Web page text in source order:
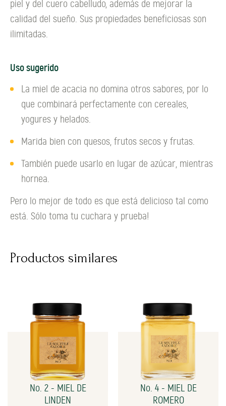
piel y del cuero cabelludo, además de mejorar la
calidad del sueño. Sus propiedades beneficiosas son
ilimitadas.
Uso sugerido
La miel de acacia no domina otros sabores, por lo
que combinará perfectamente con cereales,
yogures y helados.
Marida bien con quesos, frutos secos y frutas.
También puede usarlo en lugar de azúcar, mientras
hornea.
Pero lo mejor de todo es que está delicioso tal como
está. Sólo toma tu cuchara y prueba!
Productos similares
No. 2 - MIEL DE
LINDEN
No. 4 - MIEL DE
ROMERO